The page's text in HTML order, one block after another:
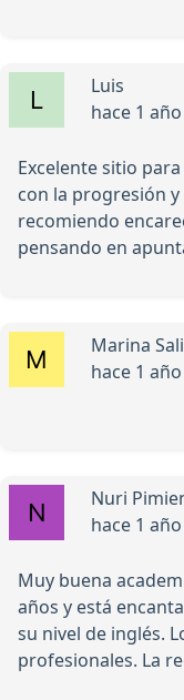
Luis
hace 1
Excelente sitio
con la progresión
recomiendo
pensando en
Marina
hace 1
Nuri
hace 1
Muy buena
años y está
su nivel de inglés.
profesionales. La